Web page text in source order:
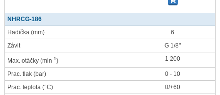
NHRCG-186
Hadička (mm)
6
Závit
G 1/8"
Max. otáčky (min-1) 1 200
Prac. tlak (bar)
0 - 10
Prac. teplota (°C)
0/+60